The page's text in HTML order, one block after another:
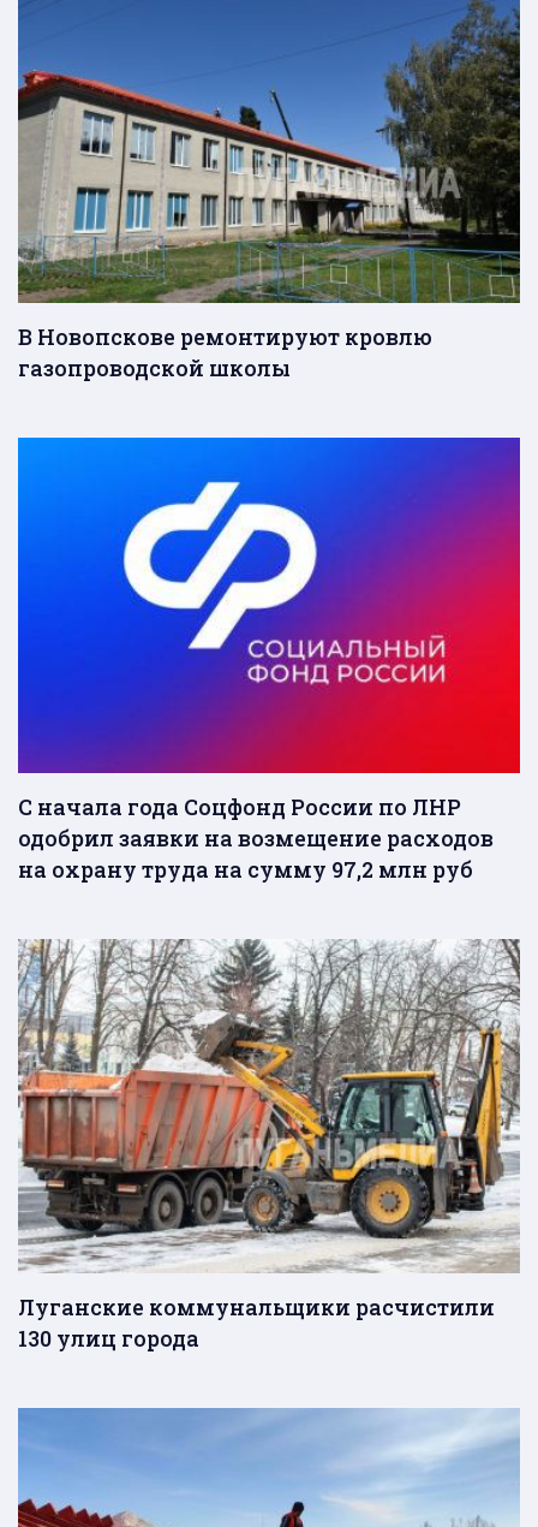
В Новопскове ремонтируют кровлю
газопроводской школы
С начала года Соцфонд России по ЛНР
одобрил заявки на возмещение расходов
на охрану труда на сумму 97,2 млн руб
Луганские коммунальщики расчистили
130 улиц города